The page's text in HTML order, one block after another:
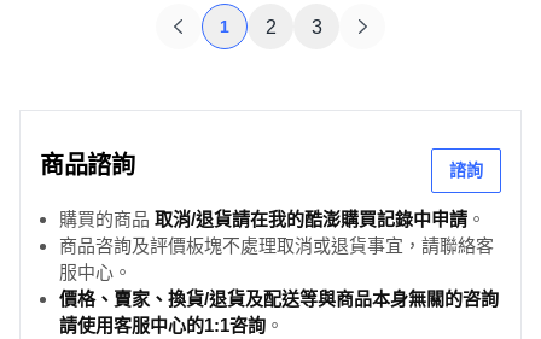
1 2 3
商品諮詢 諮詢
購買的商品 取消/退貨請在我的酷澎購買記錄中申請 。
商品咨詢及評價板塊不處理取消或退貨事宜，請聯絡客
服中心。
價格、賣家、換貨/退貨及配送等與商品本身無關的咨詢
請使用客服中心的1:1咨詢 。